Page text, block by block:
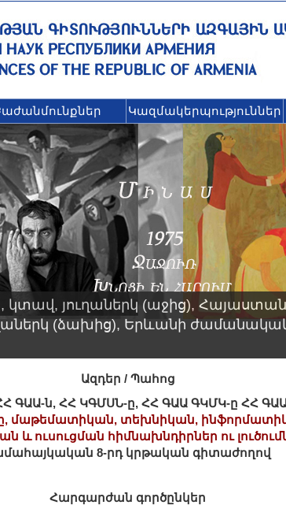
Կազմակերպություններ
կտավ, յուղաներկ (աջից),
(ձախից), Երևանի
Ազդեր / Պահոց
ԳԱԱ-ն, ՀՀ ԿԳՄՍՆ-ը, ՀՀ ԳԱԱ ԳԿՄԿ-ը ՀՀ
մաթեմատիկան, տեխնիկան,
և ուսուցման հիմնախնդիրներ ու
8-րդ կրթական գիտաժողով
Հարգարժան գործընկեր